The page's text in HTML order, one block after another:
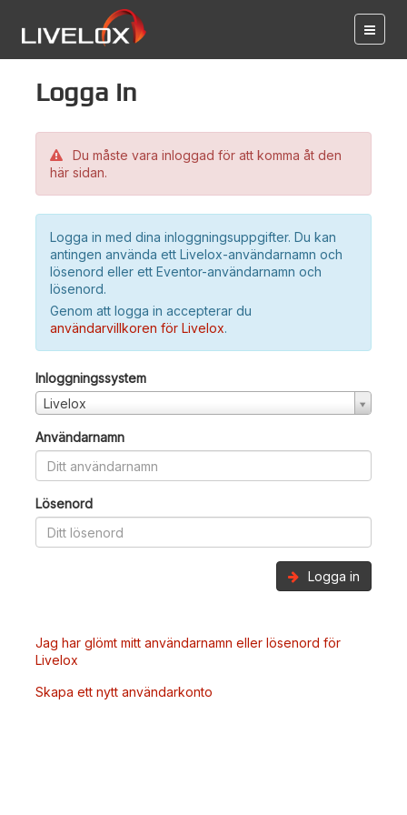
Logga in
Du måste vara inloggad för att komma åt den
här sidan.
Logga in med dina inloggningsuppgifter. Du kan
antingen använda ett Livelox-användarnamn och
lösenord eller ett Eventor-användarnamn och
lösenord.
Genom att logga in accepterar du
användarvillkoren för Livelox.
Inloggningssystem
Livelox
Användarnamn
Lösenord
Logga in
Jag har glömt mitt användarnamn eller lösenord för
Livelox
Skapa ett nytt användarkonto